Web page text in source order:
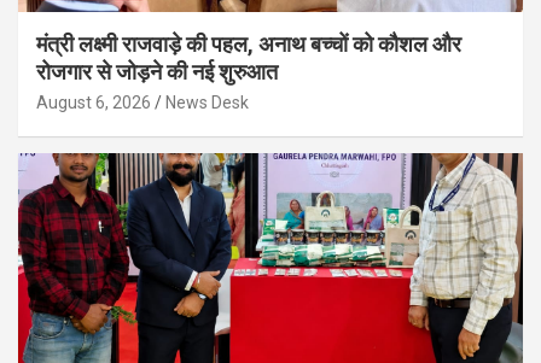
मंत्री लक्ष्मी राजवाड़े की पहल, अनाथ बच्चों को कौशल और
रोजगार से जोड़ने की नई शुरुआत
August 6, 2026 News Desk